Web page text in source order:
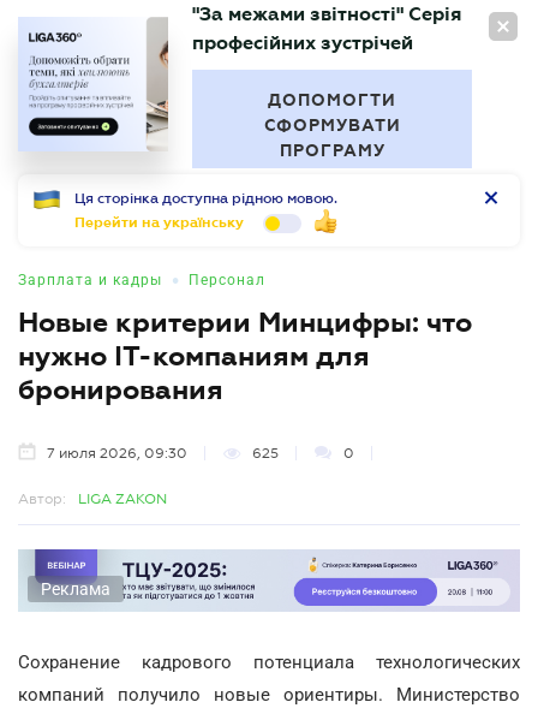
RU
БУХГАЛТЕР
"За межами звітності" Серія
професійних зустрічей
ДОПОМОГТИ
СФОРМУВАТИ
ПРОГРАМУ
Ця сторінка доступна рідною мовою.
Перейти на українську
Зарплата и кадры • Персонал
Новые критерии Минцифры: что
нужно ІТ-компаниям для
бронирования
7 июля 2026, 09:30 625 0
Автор: LIGA ZAKON
Реклама
Сохранение кадрового потенциала технологических
компаний получило новые ориентиры. Министерство